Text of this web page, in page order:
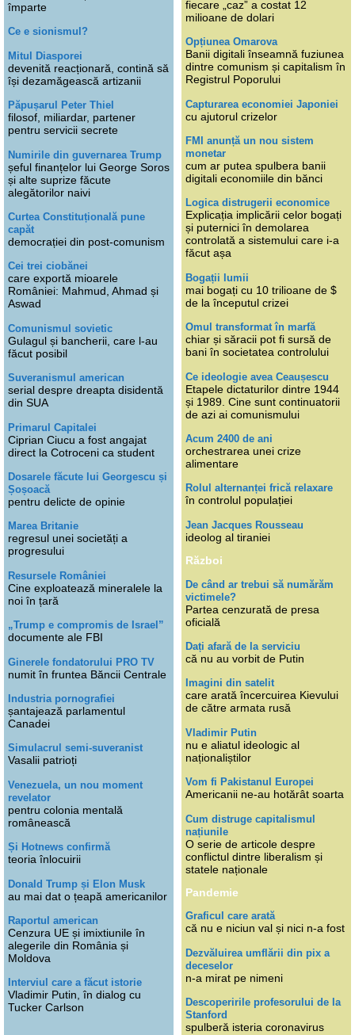
împarte
Ce e sionismul?
Mitul Diasporei
devenită reacționară, contină să
își dezamăgească artizanii
Păpușarul Peter Thiel
filosof, miliardar, partener
pentru servicii secrete
Numirile din guvernarea Trump
șeful finanțelor lui George Soros
și alte suprize făcute
alegătorilor naivi
Curtea Constituțională pune
capăt
democrației din post-comunism
Cei trei ciobănei
care exportă mioarele
României: Mahmud, Ahmad și
Aswad
Comunismul sovietic
Gulagul și bancherii, care l-au
făcut posibil
Suveranismul american
serial despre dreapta disidentă
din SUA
Primarul Capitalei
Ciprian Ciucu a fost angajat
direct la Cotroceni ca student
Dosarele făcute lui Georgescu și
Șoșoacă
pentru delicte de opinie
Marea Britanie
regresul unei societăți a
progresului
Resursele României
Cine exploatează mineralele la
noi în țară
„Trump e compromis de Israel”
documente ale FBI
Ginerele fondatorului PRO TV
numit în fruntea Băncii Centrale
Industria pornografiei
șantajează parlamentul
Canadei
Simulacrul semi-suveranist
Vasalii patrioți
Venezuela, un nou moment
revelator
pentru colonia mentală
românească
Și Hotnews confirmă
teoria înlocuirii
Donald Trump și Elon Musk
au mai dat o țeapă americanilor
Raportul american
Cenzura UE și imixtiunile în
alegerile din România și
Moldova
Interviul care a făcut istorie
Vladimir Putin, în dialog cu
Tucker Carlson
fiecare „caz” a costat 12
milioane de dolari
Opțiunea Omarova
Banii digitali înseamnă fuziunea
dintre comunism și capitalism în
Registrul Poporului
Capturarea economiei Japoniei
cu ajutorul crizelor
FMI anunță un nou sistem
monetar
cum ar putea spulbera banii
digitali economiile din bănci
Logica distrugerii economice
Explicația implicării celor bogați
și puternici în demolarea
controlată a sistemului care i-a
făcut așa
Bogații lumii
mai bogați cu 10 trilioane de $
de la începutul crizei
Omul transformat în marfă
chiar și săracii pot fi sursă de
bani în societatea controlului
Ce ideologie avea Ceaușescu
Etapele dictaturilor dintre 1944
și 1989. Cine sunt continuatorii
de azi ai comunismului
Acum 2400 de ani
orchestrarea unei crize
alimentare
Rolul alternanței frică relaxare
în controlul populației
Jean Jacques Rousseau
ideolog al tiraniei
Război
De când ar trebui să numărăm
victimele?
Partea cenzurată de presa
oficială
Dați afară de la serviciu
că nu au vorbit de Putin
Imagini din satelit
care arată încercuirea Kievului
de către armata rusă
Vladimir Putin
nu e aliatul ideologic al
naționaliștilor
Vom fi Pakistanul Europei
Americanii ne-au hotărât soarta
Cum distruge capitalismul
națiunile
O serie de articole despre
conflictul dintre liberalism și
statele naționale
Pandemie
Graficul care arată
că nu e niciun val și nici n-a fost
Dezvăluirea umflării din pix a
deceselor
n-a mirat pe nimeni
Descoperirile profesorului de la
Stanford
spulberă isteria coronavirus